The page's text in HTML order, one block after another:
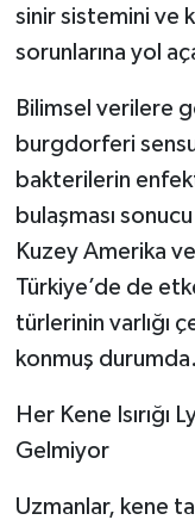
sinir sistemini ve
sorunlarına yol
Bilimsel verilere
burgdorferi
bakterilerin
bulaşması
Kuzey Amerika
Türkiye’de de
türlerinin varlığı
konmuş durumda.
Her Kene Isırığı
Gelmiyor
Uzmanlar, kene